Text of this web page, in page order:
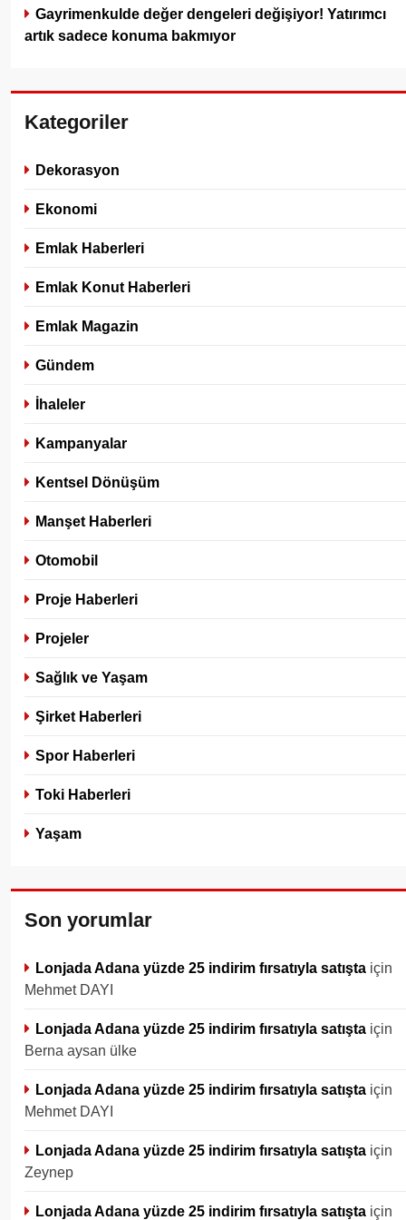
Gayrimenkulde değer dengeleri değişiyor! Yatırımcı
artık sadece konuma bakmıyor
Kategoriler
Dekorasyon
Ekonomi
Emlak Haberleri
Emlak Konut Haberleri
Emlak Magazin
Gündem
İhaleler
Kampanyalar
Kentsel Dönüşüm
Manşet Haberleri
Otomobil
Proje Haberleri
Projeler
Sağlık ve Yaşam
Şirket Haberleri
Spor Haberleri
Toki Haberleri
Yaşam
Son yorumlar
Lonjada Adana yüzde 25 indirim fırsatıyla satışta için
Mehmet DAYI
Lonjada Adana yüzde 25 indirim fırsatıyla satışta için
Berna aysan ülke
Lonjada Adana yüzde 25 indirim fırsatıyla satışta için
Mehmet DAYI
Lonjada Adana yüzde 25 indirim fırsatıyla satışta için
Zeynep
Lonjada Adana yüzde 25 indirim fırsatıyla satışta için